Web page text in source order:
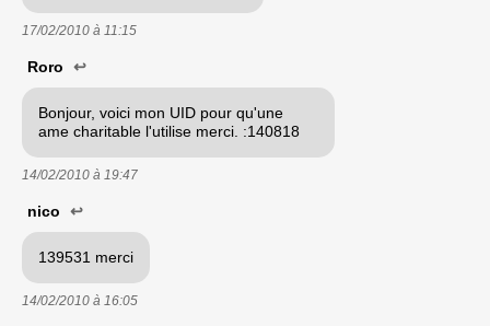
17/02/2010 à 11:15
Roro ↩
Bonjour, voici mon UID pour qu'une
ame charitable l'utilise merci. :140818
14/02/2010 à 19:47
nico ↩
139531 merci
14/02/2010 à 16:05